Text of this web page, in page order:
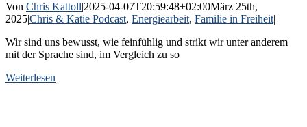
Von Chris Kattoll|2025-04-07T20:59:48+02:00März 25th,
2025|Chris & Katie Podcast, Energiearbeit, Familie in Freiheit|
Wir sind uns bewusst, wie feinfühlig und strikt wir unter anderem
mit der Sprache sind, im Vergleich zu so
Weiterlesen